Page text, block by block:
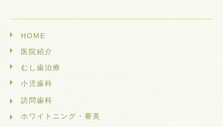
HOME
医院紹介
むし歯治療
小児歯科
訪問歯科
ホワイトニング・審美